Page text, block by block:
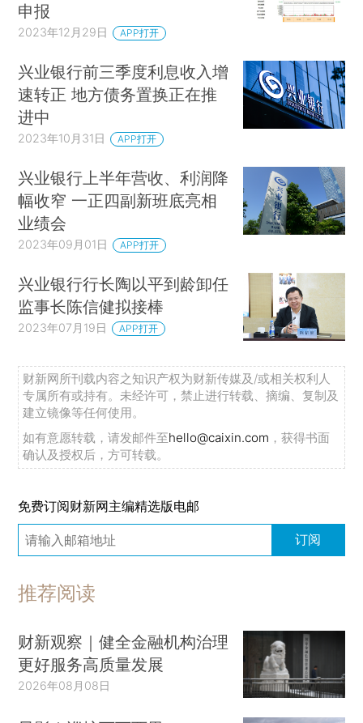
申报
2023年12月29日 APP打开
兴业银行前三季度利息收入增
速转正 地方债务置换正在推
进中
2023年10月31日 APP打开
兴业银行上半年营收、利润降
幅收窄 一正四副新班底亮相
业绩会
2023年09月01日 APP打开
兴业银行行长陶以平到龄卸任
监事长陈信健拟接棒
2023年07月19日 APP打开
财新网所刊载内容之知识产权为财新传媒及/或相关权利人
专属所有或持有。未经许可，禁止进行转载、摘编、复制及
建立镜像等任何使用。
如有意愿转载，请发邮件至hello@caixin.com ，获得书面
确认及授权后，方可转载。
免费订阅财新网主编精选版电邮
订阅
推荐阅读
财新观察｜健全金融机构治理
更好服务高质量发展
2026年08月08日